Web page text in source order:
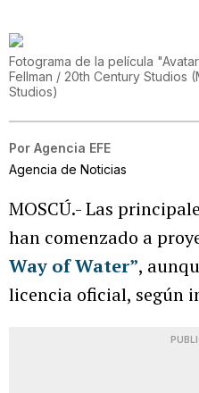
Fotograma de la película
Fellman / 20th Century Studios (
Studios)
Por Agencia EFE
Agencia de Noticias
MOSCÚ.- Las
han comenzado a
Way of Water”,
licencia oficial, según